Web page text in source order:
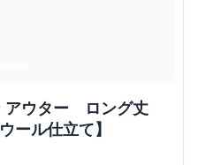
アウター ロング丈
ール仕立て】